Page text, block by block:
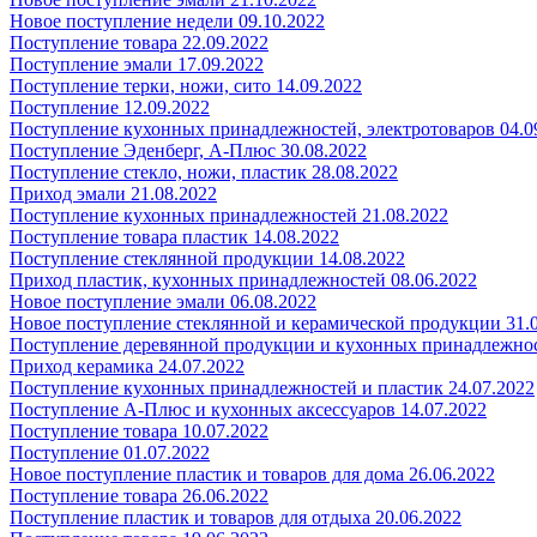
Новое поступление недели 09.10.2022
Поступление товара 22.09.2022
Поступление эмали 17.09.2022
Поступление терки, ножи, сито 14.09.2022
Поступление 12.09.2022
Поступление кухонных принадлежностей, электротоваров
Поступление Эденберг, А-Плюс 30.08.2022
Поступление стекло, ножи, пластик 28.08.2022
Приход эмали 21.08.2022
Поступление кухонных принадлежностей 21.08.2022
Поступление товара пластик 14.08.2022
Поступление стеклянной продукции 14.08.2022
Приход пластик, кухонных принадлежностей 08.06.2022
Новое поступление эмали 06.08.2022
Новое поступление стеклянной и керамической продукции
Поступление деревянной продукции и кухонных
Приход керамика 24.07.2022
Поступление кухонных принадлежностей и пластик 24.07.2022
Поступление А-Плюс и кухонных аксессуаров 14.07.2022
Поступление товара 10.07.2022
Поступление 01.07.2022
Новое поступление пластик и товаров для дома 26.06.2022
Поступление товара 26.06.2022
Поступление пластик и товаров для отдыха 20.06.2022